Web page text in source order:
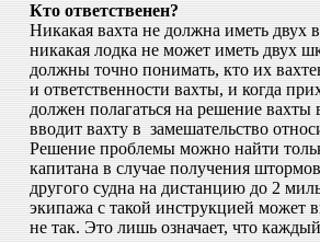
Кто ответственен?
Никакая вахта не должна иметь двух
никакая лодка не может иметь двух
должны точно понимать, кто их
и ответственности вахты, и когда
должен полагаться на решение
вводит вахту в замешательство
Решение проблемы можно найти
капитана в случае получения
другого судна на дистанцию до 2
экипажа с такой инструкцией может
не так. Это лишь означает, что